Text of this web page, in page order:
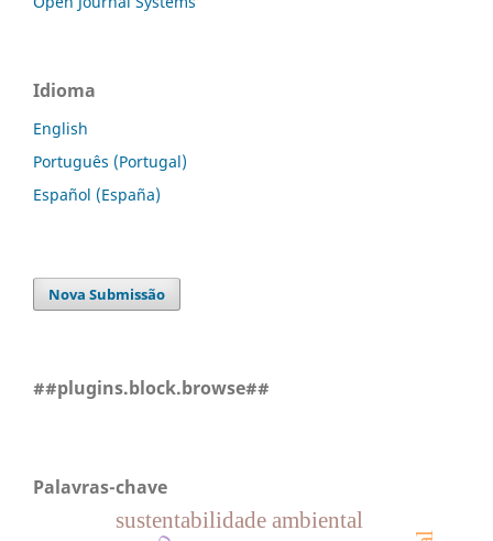
Idioma
English
Português (Portugal)
Español (España)
Nova Submissão
##plugins.block.browse##
Palavras-chave
sustentabilidade ambiental